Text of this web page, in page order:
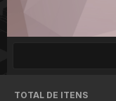
TOTAL DE ITENS